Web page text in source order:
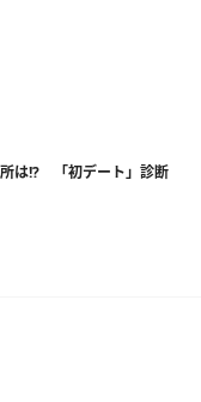
は!? 「初デート」診断